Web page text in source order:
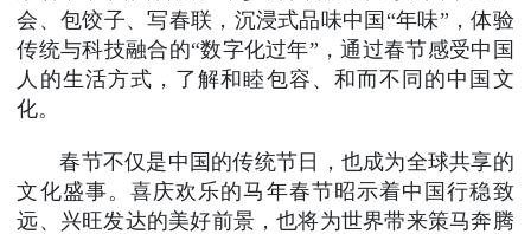
会、包饺子、写春联，沉浸式品味中国“年味”，体验
传统与科技融合的“数字化过年”，通过春节感受中国
人的生活方式，了解和睦包容、和而不同的中国文
化。
春节不仅是中国的传统节日，也成为全球共享的
文化盛事。喜庆欢乐的马年春节昭示着中国行稳致
远、兴旺发达的美好前景，也将为世界带来策马奔腾